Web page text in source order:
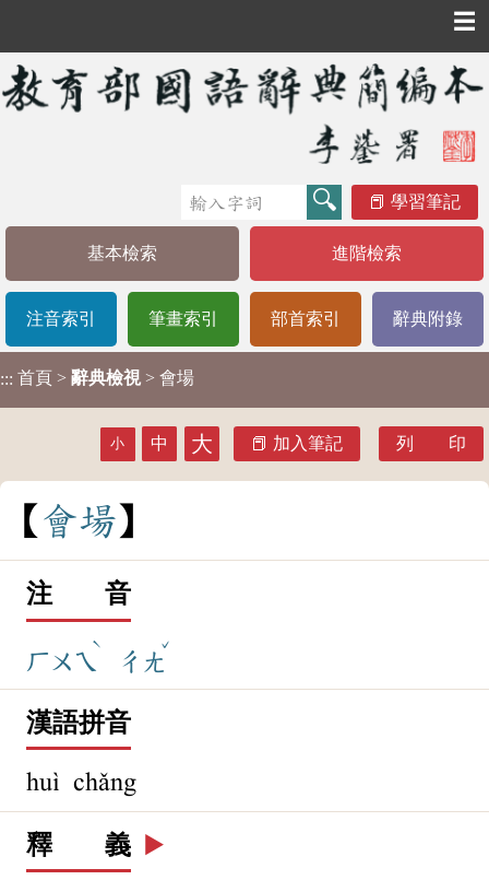
☰
學習筆記
基本檢索 進階檢索
注音索引 筆畫索引 部首索引 辭典附錄
::: 首頁 > 辭典檢視 > 會場
小 中 大 加入筆記 列 印
會場
注 音
ㄏㄨㄟ
ˋ
ㄔㄤ
ˇ
漢語拼音
huì chǎng
釋 義 ▶️